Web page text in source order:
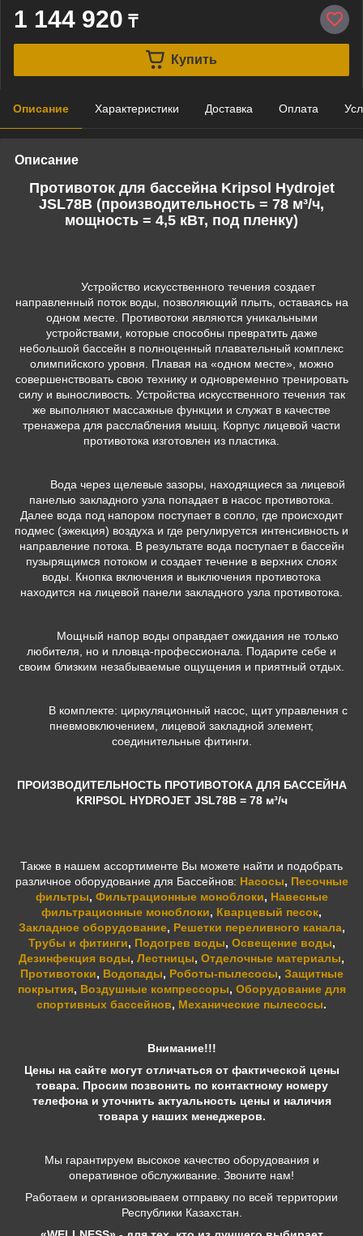
1 144 920 ₸
Купить
Описание Характеристики Доставка Оплата
Описание
Противоток для бассейна Kripsol Hydrojet
JSL78B (производительность = 78 м³/ч,
мощность = 4,5 кВт, под пленку)
Устройство искусственного течения создает
направленный поток воды, позволяющий плыть, оставаясь на
одном месте. Противотоки являются уникальными
устройствами, которые способны превратить даже
небольшой бассейн в полноценный плавательный комплекс
олимпийского уровня. Плавая на «одном месте», можно
совершенствовать свою технику и одновременно тренировать
силу и выносливость. Устройства искусственного течения так
же выполняют массажные функции и служат в качестве
тренажера для расслабления мышц. Корпус лицевой части
противотока изготовлен из пластика.
Вода через щелевые зазоры, находящиеся за лицевой
панелью закладного узла попадает в насос противотока.
Далее вода под напором поступает в сопло, где происходит
подмес (эжекция) воздуха и где регулируется интенсивность и
направление потока. В результате вода поступает в бассейн
пузырящимся потоком и создает течение в верхних слоях
воды. Кнопка включения и выключения противотока
находится на лицевой панели закладного узла противотока.
Мощный напор воды оправдает ожидания не только
любителя, но и пловца-профессионала. Подарите себе и
своим близким незабываемые ощущения и приятный отдых.
В комплекте: циркуляционный насос, щит управления с
пневмовключением, лицевой закладной элемент,
соединительные фитинги.
ПРОИЗВОДИТЕЛЬНОСТЬ ПРОТИВОТОКА ДЛЯ БАССЕЙНА
KRIPSOL HYDROJET JSL78B = 78 м³/ч
Также в нашем ассортименте Вы можете найти и подобрать
различное оборудование для Бассейнов: Насосы, Песочные
фильтры, Фильтрационные моноблоки, Навесные
фильтрационные моноблоки, Кварцевый песок,
Закладное оборудование, Решетки переливного канала,
Трубы и фитинги, Подогрев воды, Освещение воды,
Дезинфекция воды, Лестницы, Отделочные материалы,
Противотоки, Водопады, Роботы-пылесосы, Защитные
покрытия, Воздушные компрессоры, Оборудование для
спортивных бассейнов, Механические пылесосы.
Внимание!!!
Цены на сайте могут отличаться от фактической цены
товара. Просим позвонить по контактному номеру
телефона и уточнить актуальность цены и наличия
товара у наших менеджеров.
Мы гарантируем высокое качество оборудования и
оперативное обслуживание. Звоните нам!
Работаем и организовываем отправку по всей территории
Республики Казахстан.